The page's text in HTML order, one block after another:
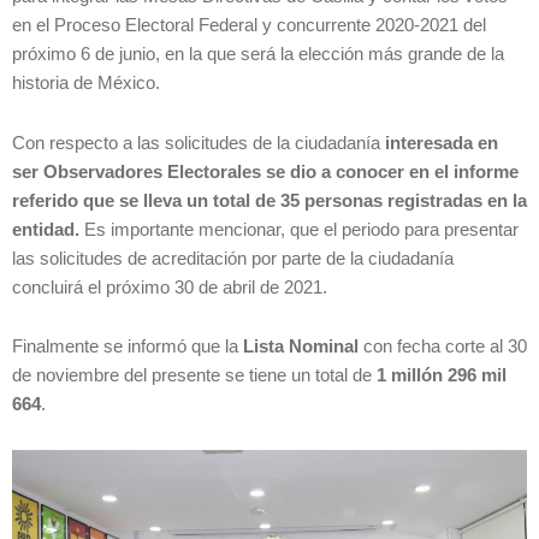
en el Proceso Electoral Federal y concurrente 2020-2021 del
próximo 6 de junio, en la que será la elección más grande de la
historia de México.
Con respecto a las solicitudes de la ciudadanía interesada en
ser Observadores Electorales se dio a conocer en el informe
referido que se lleva un total de 35 personas registradas en la
entidad. Es importante mencionar, que el periodo para presentar
las solicitudes de acreditación por parte de la ciudadanía
concluirá el próximo 30 de abril de 2021.
Finalmente se informó que la Lista Nominal con fecha corte al 30
de noviembre del presente se tiene un total de 1 millón 296 mil
664.